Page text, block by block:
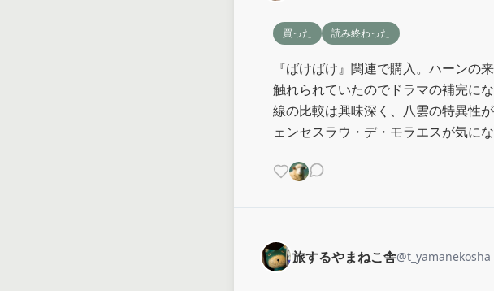
買った 読み終わった
『ばけばけ』関連で購入。ハーンの
触れられていたのでドラマの補完に
線の比較は興味深く、八雲の特異性
ェンセスラウ・デ・モラエスが気にな
旅するやまねこ舎@t_yamanekosha